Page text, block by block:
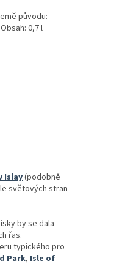
původu:
0,7 l
Islay(podobně
světových stran
by se dala
řas.
typického pro
Park,Isle of